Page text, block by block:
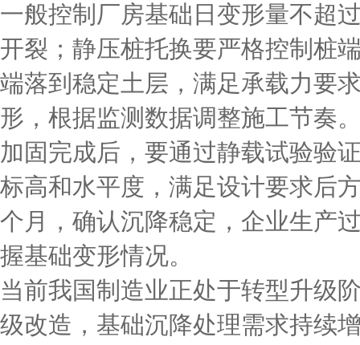
一般控制厂房基础日变形量不超
开裂；静压桩托换要严格控制桩
端落到稳定土层，满足承载力要
形，根据监测数据调整施工节奏
加固完成后，要通过静载试验验
标高和水平度，满足设计要求后
个月，确认沉降稳定，企业生产
握基础变形情况。
当前我国制造业正处于转型升级
级改造，基础沉降处理需求持续